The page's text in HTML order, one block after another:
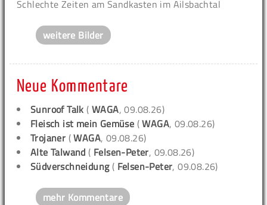
Schlechte Zeiten am Sandkasten im Ailsbachtal
weitere Bilder
Neue Kommentare
Sunroof Talk (WAGA, 09.08.26)
Fleisch ist mein Gemüse (WAGA, 09.08.26)
Trojaner (WAGA, 09.08.26)
Alte Talwand ( Felsen-Peter, 09.08.26)
Südverschneidung( Felsen-Peter, 09.08.26)
mehr Kommentare